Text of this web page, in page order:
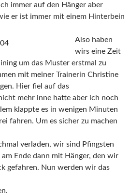
immer auf den Hänger aber
er ist immer mit einem Hinterbein
Also haben
wirs eine Zeit
um das Muster erstmal zu
mit meiner Trainerin Christine
Hier fiel auf das
mehr inne hatte aber ich noch
klappte es in wenigen Minuten
fahren. Um es sicher zu machen
verladen, wir sind Pfingsten
Ende dann mit Hänger, den wir
gefahren. Nun werden wir das